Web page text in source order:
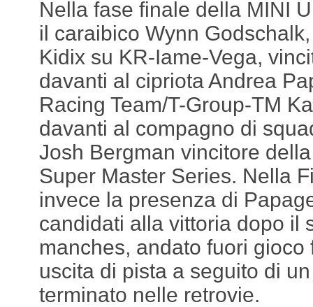
Nella fase finale della MINI
il caraibico Wynn
Kidix su KR-Iame-Vega,
davanti al cipriota Andrea
Racing Team/T-Group-TM
davanti al compagno di
Josh Bergman vincitore
Super Master Series. Nella
invece la presenza di
candidati alla vittoria dopo il
manches, andato fuori
uscita di pista a seguito di
terminato nelle retrovie.